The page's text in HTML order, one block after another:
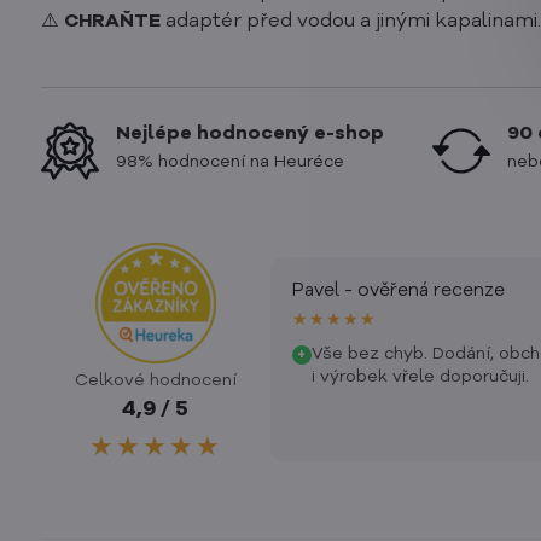
⚠️ CHRAŇTEadaptér před vodou a jinými kapalinami.
Nejlépe hodnocený e-shop
98% hodnocení na Heuréce
90
Celkové hodnocení
4,9 / 5
★★★★★
Pavel - ověřená recenze
★★★★★
+ Vše bez chyb. Dodání,
i výrobek vřele doporučuji.